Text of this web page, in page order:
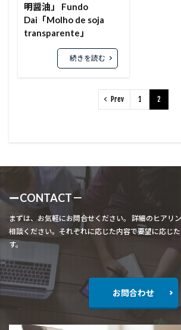
明醤油」 Fundo
Dai「Molho de soja
transparente」
続きを読む
Prev 1 2
ーCONTACT－
まずは、お気軽にお問合せください。 詳細のヒアリ
相談ください。それぞれに応じた内容で要望に応じ
す。
お問合わせ